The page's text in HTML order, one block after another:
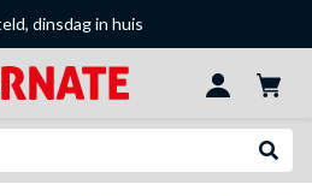
dinsdag in huis